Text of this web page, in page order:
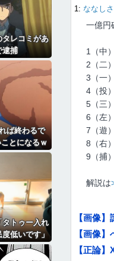
1: ななし
一億円
1（中
2（二
3（一
4（投
5（三
6（左
7（遊
8（右
9（捕
解説は
【画像
【画像
【正論
タレコミがあ
逮捕
ば終わるで
とになるｗ
タトゥー入れ
度低いです」
す全員」